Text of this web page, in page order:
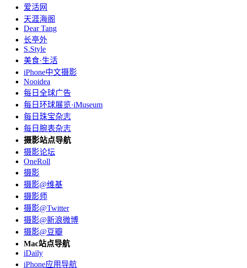
爱活网
天涯海阁
Dear Tang
长亭外
S.Style
美食·生活
iPhone中文摄影
Nooidea
每日全球广告
每日环球展览·iMuseum
每日珠宝杂志
每日腕表杂志
摄影站点导航
摄影论坛
OneRoll
摄影
摄影@维基
摄影师
摄影@Twitter
摄影@新浪微博
摄影@豆瓣
Mac站点导航
iDaily
iPhone应用导航